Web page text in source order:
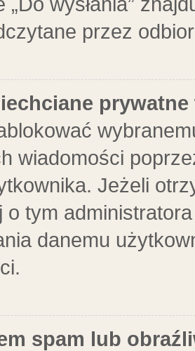
przez
wiadomości
Jeżeli
o tym
danemu
spam lub